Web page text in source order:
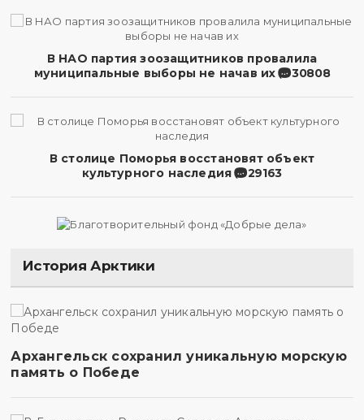
В НАО партия зоозащитников провалила
муниципальные выборы не начав их
30808
В столице Поморья восстановят объект
культурного наследия
29163
История Арктики
Архангельск сохранил уникальную морскую
память о Победе